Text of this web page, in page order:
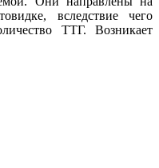
вследствие чего
ТТГ. Возникает